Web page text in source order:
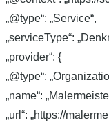
„@type“: „Service“,
„serviceType“:
„provider“: {
„@type“:
„name“:
„url“: „https://